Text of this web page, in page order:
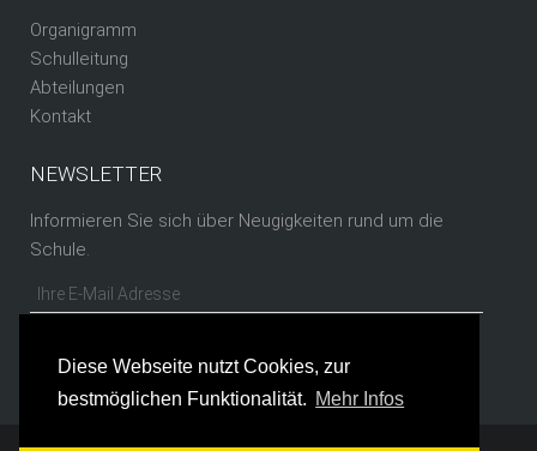
Diese Webseite nutzt Cookies, zur
bestmöglichen Funktionalität. Mehr Infos
Organigramm
Schulleitung
Abteilungen
Kontakt
NEWSLETTER
Informieren Sie sich über Neugigkeiten rund um die
Schule.